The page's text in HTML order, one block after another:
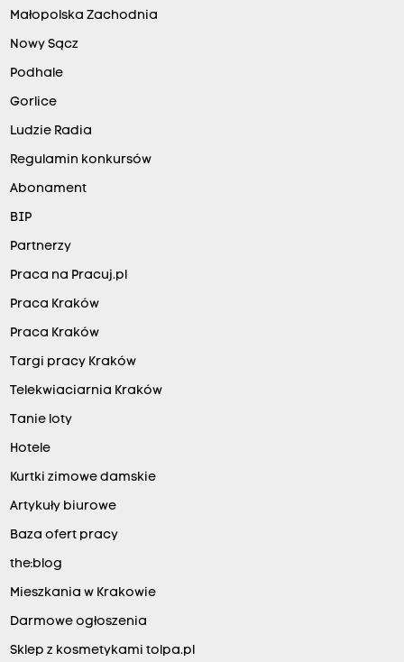
Małopolska Zachodnia
Nowy Sącz
Podhale
Gorlice
Ludzie Radia
Regulamin konkursów
Abonament
BIP
Partnerzy
Praca na Pracuj.pl
Praca Kraków
Praca Kraków
Targi pracy Kraków
Telekwiaciarnia Kraków
Tanie loty
Hotele
Kurtki zimowe damskie
Artykuły biurowe
Baza ofert pracy
the:blog
Mieszkania w Krakowie
Darmowe ogłoszenia
Sklep z kosmetykami tolpa.pl